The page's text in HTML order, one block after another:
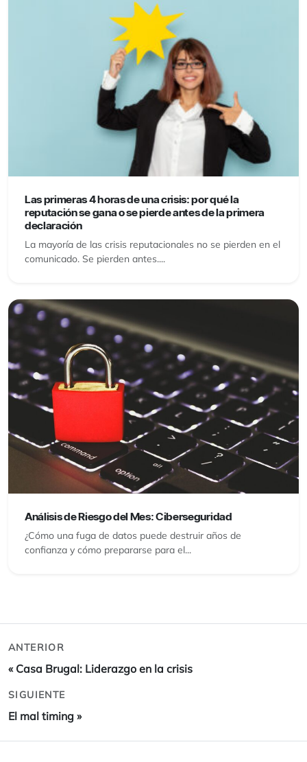
Las primeras 4 horas de una crisis: por qué la
reputación se gana o se pierde antes de la primera
declaración
La mayoría de las crisis reputacionales no se pierden en el
comunicado. Se pierden antes....
Análisis de Riesgo del Mes: Ciberseguridad
¿Cómo una fuga de datos puede destruir años de
confianza y cómo prepararse para el...
ANTERIOR
« Casa Brugal: Liderazgo en la crisis
SIGUIENTE
El mal timing »